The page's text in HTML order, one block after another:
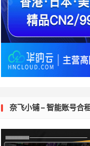
奈飞小铺 – 智能账号合